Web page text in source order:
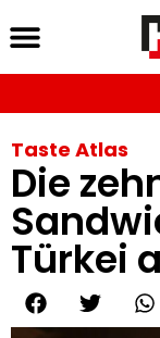
Taste Atlas
Die
Türkei